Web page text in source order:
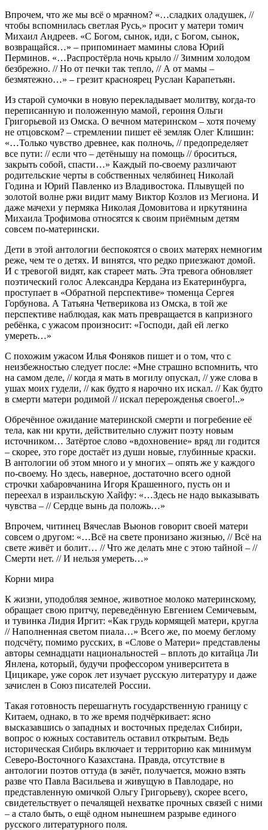
Впрочем, что же мы всё о мрачном? «…сладких оладушек, //
чтобы вспомнилась светлая Русь,» просит у матери томич
Михаил Андреев. «С Богом, сынок, иди, с Богом, сынок,
возвращайся…» – припоминает мамины слова Юрий
Перминов. «…Распростёрла ночь крыло // Зимним холодом
безбрежно. // Но от печки так тепло, // А от мамы –
безмятежно…» – грезит красноярец Руслан Карапетьян.
Из старой сумочки в новую перекладывает молитву, когда-то
переписанную и положенную мамой, героиня Ольги
Григорьевой из Омска. О вечном материнском – хотя почему
не отцовском? – стремлении пишет её земляк Олег Клишин:
«…Только чувство древнее, как полночь, // предопределяет
все пути: // если что – детёнышу на помощь // броситься,
закрыть собой, спасти…» Каждый по-своему различают
родительские черты в собственных челябинец Николай
Година и Юрий Павленко из Владивостока. Плывущей по
золотой волне ржи видит маму Виктор Козлов из Мегиона. И
даже мачехи у пермяка Николая Домовитова и иркутянина
Михаила Трофимова относятся к своим приёмным детям
совсем по-матерински.
Дети в этой антологии беспокоятся о своих матерях немногим
реже, чем те о детях. И винятся, что редко приезжают домой.
И с тревогой видят, как стареет мать. Эта тревога обновляет
поэтический голос Александра Кердана из Екатеринбурга,
проступает в «Обратной перспективе» тюменца Сергея
Горбунова. А Татьяна Четверикова из Омска, в той же
перспективе наблюдая, как мать превращается в капризного
ребёнка, с ужасом произносит: «Господи, дай ей легко
умереть…»
С похожим ужасом Илья Фоняков пишет и о том, что с
неизбежностью следует после: «Мне страшно вспомнить, что
на самом деле, // когда я мать в могилу опускал, // уже слова в
ушах моих гудели, // как будто я нарочно их искал. // Как будто
в смерти матери родимой // искал перерожденья своего!..»
Обречённое ожидание материнской смерти и погребение её
тела, как ни крути, действительно служит поэту новым
источником… Затёртое слово «вдохновение» вряд ли годится
– скорее, это горе достаёт из души новые, глубинные краски.
В антологии об этом много и у многих – опять же у каждого
по-своему. Но здесь, наверное, достаточно всего одной
строчки хабаровчанина Игоря Крашенного, пусть он и
переехал в израильскую Хайфу: «…Здесь не надо выказывать
чувства – // Сердце вынь да положь…»
Впрочем, читинец Вячеслав Вьюнов говорит своей матери
совсем о другом: «…Всё на свете пронизано жизнью, // Всё на
свете живёт и болит… // Что же делать мне с этою тайной – //
Смерти нет. // И нельзя умереть…»
Корни мира
К жизни, уподобляя земное, животное молоко материнскому,
обращает свою притчу, переведённую Евгением Семичевым,
и тувинка Лидия Иргит: «Как грудь кормящей матери, кругла
// Наполненная светом пиала…» Всего же, по моему беглому
подсчёту, помимо русских, в «Слове о Матери» представлены
авторы семнадцати национальностей – вплоть до китайца Ли
Янлена, который, будучи профессором университета в
Цицикаре, уже сорок лет изучает русскую литературу и даже
зачислен в Союз писателей России.
Такая готовность перешагнуть государственную границу с
Китаем, однако, в то же время подчёркивает: ясно
высказавшись о западных и восточных пределах Сибири,
вопрос о южных составитель оставил открытым. Ведь
историческая Сибирь включает и территорию как минимум
Северо-Восточного Казахстана. Правда, отсутствие в
антологии поэтов оттуда (в зачёт, получается, можно взять
разве что Павла Васильева и живущую в Павлодаре, но
представленную омичкой Ольгу Григорьеву), скорее всего,
свидетельствует о печалящей нехватке прочных связей с ними
– а стало быть, о ещё одном нынешнем разрыве единого
русского литературного поля.